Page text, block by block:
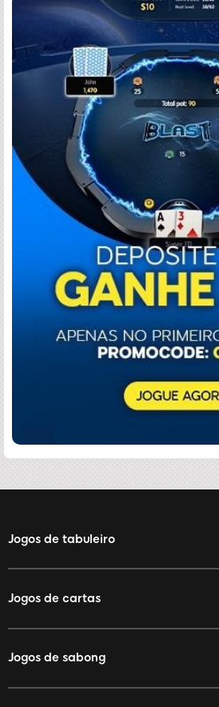
Jogos de tabuleiro
Jogos de cartas
Jogos de sabong